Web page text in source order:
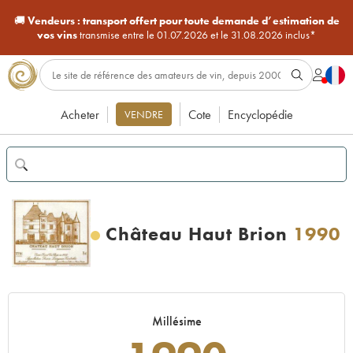
🚚Vendeurs : transport offert pour toute demande d’estimation de
vos vinstransmise entre le 01.07.2026 et le 31.08.2026 inclus*
Acheter VENDRE Cote Encyclopédie
Château Haut Brion 1990
Millésime